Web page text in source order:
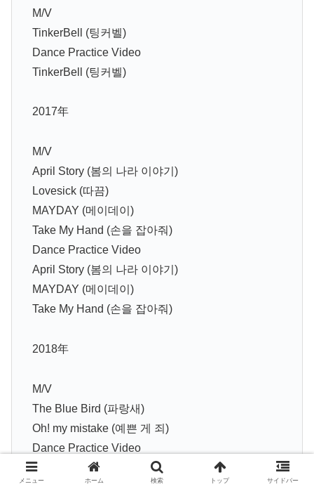
M/V
TinkerBell (팅커벨)
Dance Practice Video
TinkerBell (팅커벨)
2017年
M/V
April Story (봄의 나라 이야기)
Lovesick (따끔)
MAYDAY (메이데이)
Take My Hand (손을 잡아줘)
Dance Practice Video
April Story (봄의 나라 이야기)
MAYDAY (메이데이)
Take My Hand (손을 잡아줘)
2018年
M/V
The Blue Bird (파랑새)
Oh! my mistake (예쁜 게 죄)
Dance Practice Video
The Blue Bird (파랑새)
メニュー ホーム 検索 トップ サイドバー